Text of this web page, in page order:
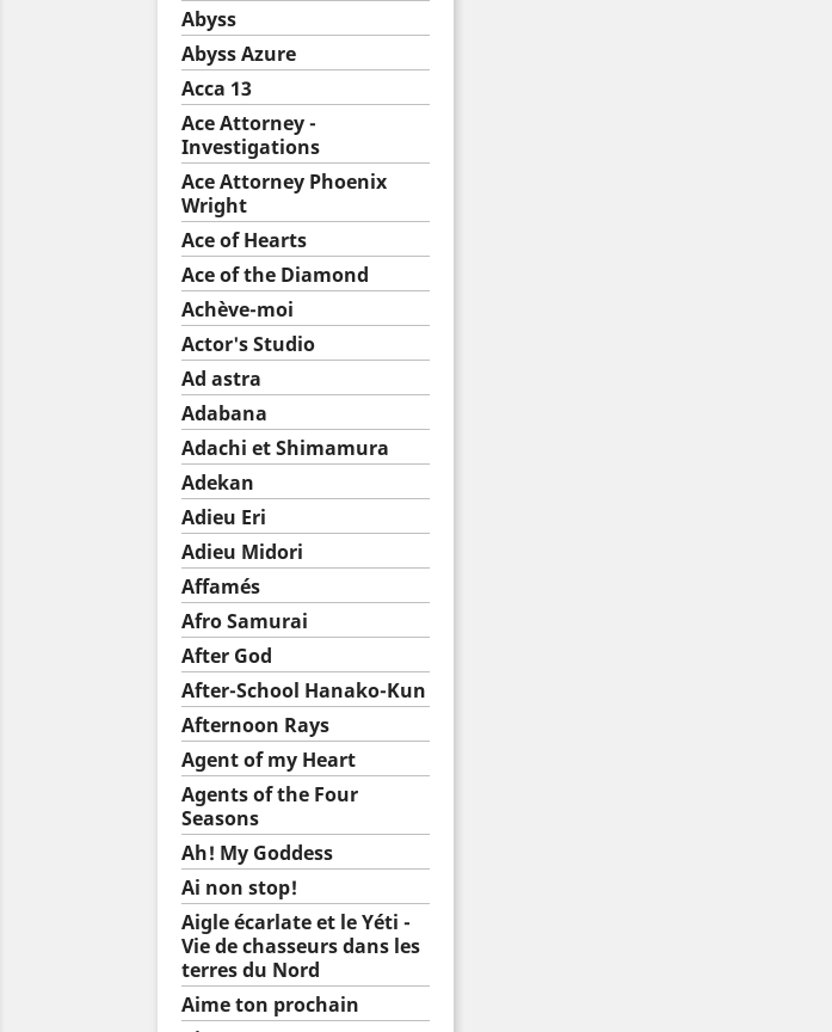
Abyss
Abyss Azure
Acca 13
Ace Attorney -
Investigations
Ace Attorney Phoenix
Wright
Ace of Hearts
Ace of the Diamond
Achève-moi
Actor's Studio
Ad astra
Adabana
Adachi et Shimamura
Adekan
Adieu Eri
Adieu Midori
Affamés
Afro Samurai
After God
After-School Hanako-Kun
Afternoon Rays
Agent of my Heart
Agents of the Four
Seasons
Ah! My Goddess
Ai non stop!
Aigle écarlate et le Yéti -
Vie de chasseurs dans les
terres du Nord
Aime ton prochain